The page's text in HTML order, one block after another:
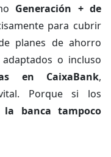
Generación + de
para cubrir
planes de ahorro
o incluso
en CaixaBank,
Porque si los
la banca tampoco